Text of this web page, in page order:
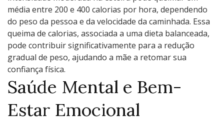
média entre 200 e 400 calorias por hora, dependendo
do peso da pessoa e da velocidade da caminhada. Essa
queima de calorias, associada a uma dieta balanceada,
pode contribuir significativamente para a redução
gradual de peso, ajudando a mãe a retomar sua
confiança física.
Saúde Mental e Bem-
Estar Emocional